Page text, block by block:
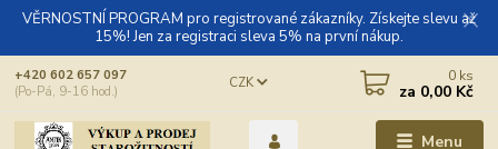
VĚRNOSTNÍ PROGRAM pro registrované zákazníky. Získejte slevu až
15%! Jen za registraci sleva 5% na první nákup.
Menu
CZK
+420 602 657 097
(Po-Pá, 9-16 hod.)
0 ks
za 0,00 Kč